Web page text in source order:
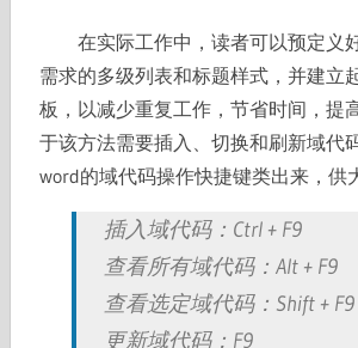
在实际工作中，读者可以预定义
需求的多级列表和标题样式，并建立
板，以减少重复工作，节省时间，提
于该方法需要插入、切换和刷新域代
word的域代码操作快捷键类出来，供
插入域代码：Ctrl + F9
查看所有域代码：Alt + F9
查看选定域代码：Shift + F9
更新域代码：F9